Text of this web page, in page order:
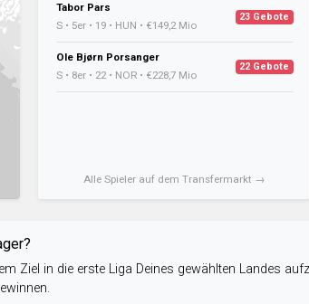
Tabor Pars
S • 5er • 19 • HUN • €149,2 Mio
23 Gebote
Ole Bjørn Porsanger
S • 8er • 22 • NOR • €228,7 Mio
22 Gebote
Alle Spieler auf dem Transfermarkt →
Ziel in die erste Liga Deines gewählten Landes